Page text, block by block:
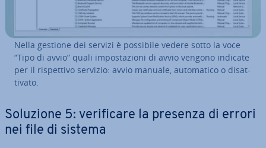
Nella gestione dei servizi è possibile vedere sotto la voce
“Tipo di avvio” quali im­po­sta­zio­ni di avvio vengono indicate
per il ri­spet­ti­vo servizio: avvio manuale, au­to­ma­ti­co o di­sat­
ti­va­to.
Soluzione 5: ve­ri­fi­ca­re la presenza di errori
nei file di sistema